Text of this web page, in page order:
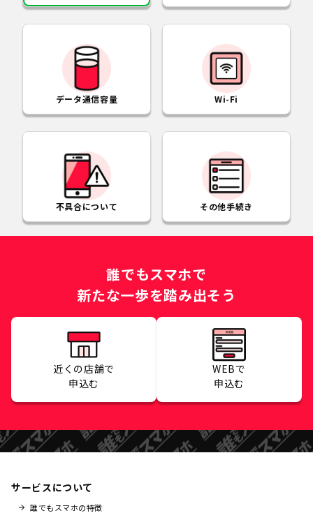
データ通信容量 Wi-Fi
不具合について その他手続き
誰でもスマホで
新たな一歩を踏み出そう
近くの店舗で
申込む
WEBで
申込む
サービスについて
誰でもスマホの特徴